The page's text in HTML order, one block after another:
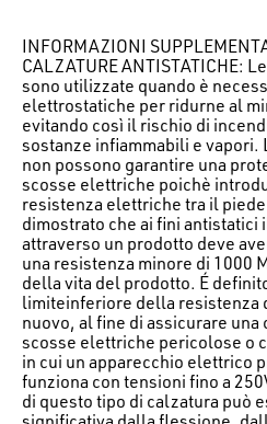
INFORMAZIONI
CALZATURE ANTISTATICHE:
sono utilizzate quando è
elettrostatiche per ridurne al
evitando così il rischio di
sostanze infiammabili e
non possono garantire una
scosse elettriche poichè
resistenza elettriche tra il
dimostrato che ai fini antistatici
attraverso un prodotto deve
una resistenza minore di 1000
della vita del prodotto. É
limiteinferiore della resistenza
nuovo, al fine di assicurare
scosse elettriche pericolose o
in cui un apparecchio elettrico
funziona con tensioni fino a
di questo tipo di calzatura può